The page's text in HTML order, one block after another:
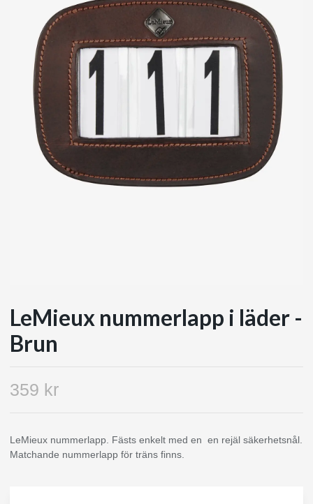
LeMieux nummerlapp i läder -
Brun
359 kr
LeMieux nummerlapp. Fästs enkelt med en en rejäl säkerhetsnål.
Matchande nummerlapp för träns finns.